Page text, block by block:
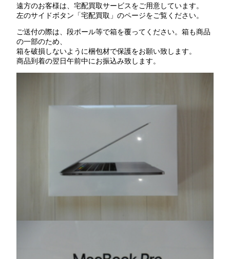
遠方のお客様は、宅配買取サービスをご用意しています。
左のサイドボタン「宅配買取」のページをご覧ください。
ご送付の際は、段ボール等で箱を覆ってください。箱も商品
の一部のため、
箱を破損しないように梱包材で保護をお願い致します。
商品到着の翌日午前中にお振込み致します。